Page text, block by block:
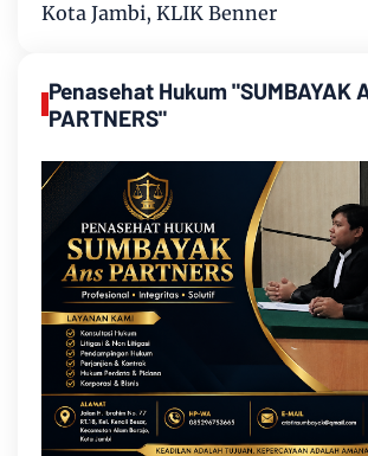
Kota Jambi, KLIK Benner
Penasehat Hukum "SUMBAYAK
PARTNERS"